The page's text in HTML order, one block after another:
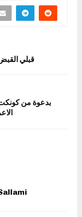
قبلي
بدعوة من